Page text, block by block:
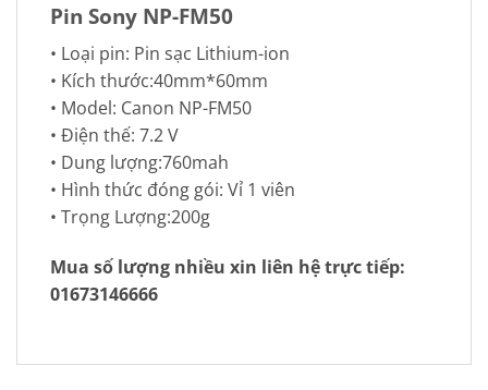
Pin Sony NP-FM50
• Loại pin: Pin sạc Lithium-ion
• Kích thước:40mm*60mm
• Model: Canon NP-FM50
• Điện thế: 7.2 V
• Dung lượng:760mah
• Hình thức đóng gói: Vỉ 1 viên
• Trọng Lượng:200g
Mua số lượng nhiều xin liên hệ trực tiếp:
01673146666